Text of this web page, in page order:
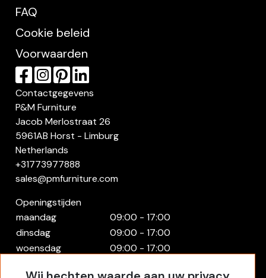
FAQ
Cookie beleid
Voorwaarden
Contactgegevens
P&M Furniture
Jacob Merlostraat 26
5961AB Horst - Limburg
Netherlands
+31773977888
sales@pmfurniture.com
Openingstijden
maandag
09:00 - 17:00
dinsdag
09:00 - 17:00
woensdag
09:00 - 17:00